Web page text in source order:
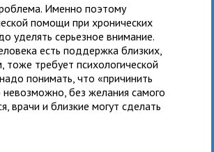
Именно поэтому
помощи при хронических
уделять серьезное внимание.
есть поддержка близких,
тоже требует психологической
понимать, что «причинить
без желания самого
врачи и близкие могут сделать